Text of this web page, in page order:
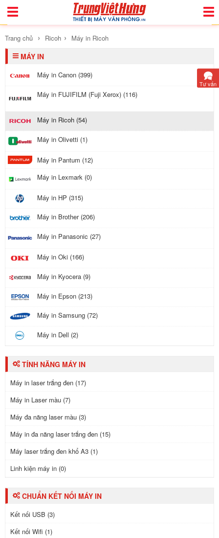
Toggle
Trang chủ › Ricoh › Máy in Ricoh
MÁY IN
Máy in Canon (399)
Máy in FUJIFILM (Fuji Xerox) (116)
Máy in Ricoh (54)
Máy in Olivetti (1)
Máy in Pantum (12)
Máy in Lexmark (0)
Máy in HP (315)
Máy in Brother (206)
Máy in Panasonic (27)
Máy in Oki (166)
Máy in Kyocera (9)
Máy in Epson (213)
Máy in Samsung (72)
Máy in Dell (2)
TÍNH NĂNG MÁY IN
Máy in laser trắng đen (17)
Máy in Laser màu (7)
Máy đa năng laser màu (3)
Máy in đa năng laser trắng đen (15)
Máy laser trắng đen khổ A3 (1)
Linh kiện máy in (0)
CHUẨN KẾT NỐI MÁY IN
Kết nối USB (3)
Kết nối Wifi (1)
Tư vấn